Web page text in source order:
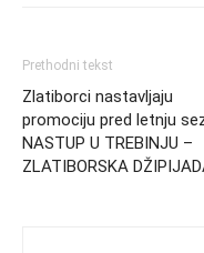
Prethodni tekst
Zlatiborci nastavljaju
promociju pred letnju
NASTUP U TREBINJU –
ZLATIBORSKA